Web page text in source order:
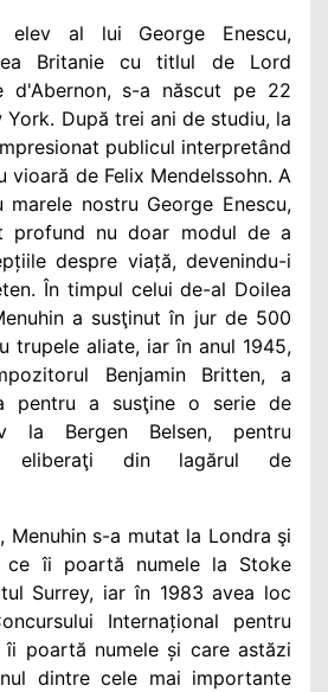
elev al lui George Enescu,
Britanie cu titlul de Lord
d'Abernon, s-a născut pe 22
York. După trei ani de studiu, la
publicul interpretând
vioară de Felix Mendelssohn. A
nostru George Enescu,
profund nu doar modul de a
despre viață, devenindu-i
În timpul celui de-al Doilea
a susţinut în jur de 500
trupele aliate, iar în anul 1945,
Benjamin Britten, a
pentru a susţine o serie de
la Bergen Belsen, pentru
eliberaţi din lagărul de
Menuhin s-a mutat la Londra şi
ce îi poartă numele la Stoke
Surrey, iar în 1983 avea loc
Internațional pentru
poartă numele și care astăzi
dintre cele mai importante